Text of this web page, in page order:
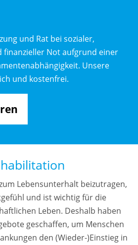
und Rat bei sozialer,
finanzieller Not aufgrund einer
Unsere
und kostenfrei.
Lebensunterhalt beizutragen,
und ist wichtig für die
Leben. Deshalb haben
geschaffen, um Menschen
den (Wieder-)Einstieg in